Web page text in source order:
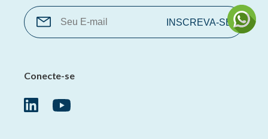
Conecte-se